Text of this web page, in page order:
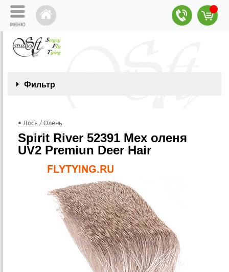
Фильтр
• Лось / Олень
Spirit River 52391 Мех оленя
UV2 Premiun Deer Hair